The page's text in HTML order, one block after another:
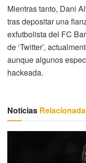
Mientras tanto, Dani
tras depositar una
exfutbolista del FC
de ‘Twitter’,
aunque algunos
hackeada​.
Noticias